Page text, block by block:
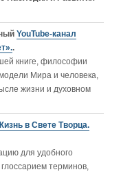
YouTube‑канал
.
книге, философии
Мира и человека,
жизни и духовном
в Свете Творца.
для удобного
терминов,